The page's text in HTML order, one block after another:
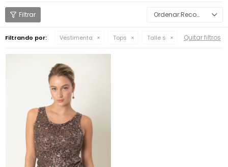
Recomendados
Filtrando por: Vestimenta Tops Talle s Quitar filtros